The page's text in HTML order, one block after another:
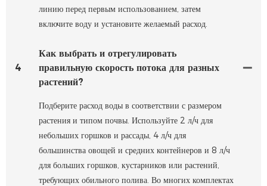
линию перед первым использованием, затем
включите воду и установите желаемый расход.
4
Как выбрать и отрегулировать
правильную скорость потока для разных
растений?
Подберите расход воды в соответствии с размером
растения и типом почвы. Используйте 2 л/ч для
небольших горшков и рассады, 4 л/ч для
большинства овощей и средних контейнеров и 8 л/ч
для больших горшков, кустарников или растений,
требующих обильного полива. Во многих комплектах